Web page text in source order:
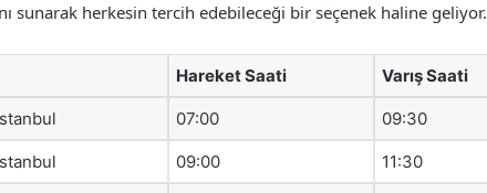
sunarak herkesin tercih edebileceği bir seçenek haline geliyor.
Hareket Saati Varış Saati
07:00 09:30
09:00 11:30